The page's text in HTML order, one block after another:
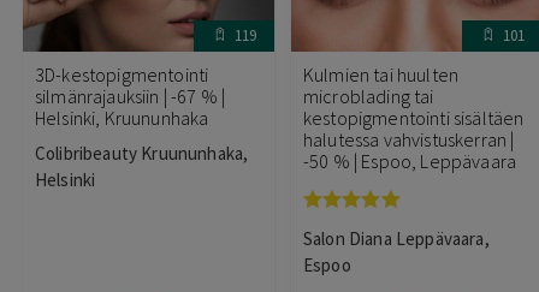
119
3D-kestopigmentointi
silmänrajauksiin | -67 % |
Helsinki, Kruununhaka
Colibribeauty Kruununhaka,
Helsinki
101
Kulmien tai huulten
microblading tai
kestopigmentointi sisältäen
halutessa vahvistuskerran |
-50 % | Espoo, Leppävaara
tuotteesta:
5.00/ 5
Salon Diana Leppävaara,
Espoo